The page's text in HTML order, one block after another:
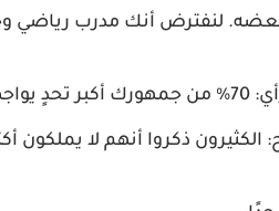
لنفترض أنك مدرب
الكثيرون ذكروا أنهم لا يملكون أكثر من 15 دقيقة